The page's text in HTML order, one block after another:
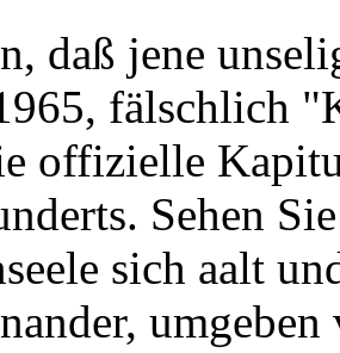
daß jene
fälschlich
offizielle
Sehen
sich aalt